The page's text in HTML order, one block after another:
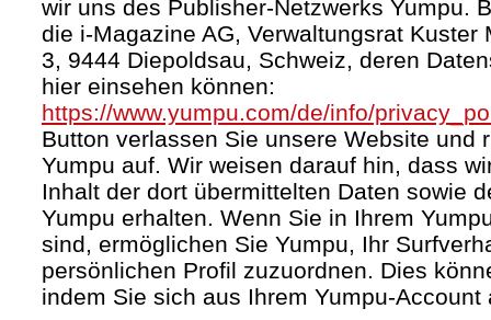
wir uns des Publisher-Netzwerks Yumpu.
die i-Magazine AG, Verwaltungsrat Kuster
3, 9444 Diepoldsau, Schweiz, deren
hier einsehen können:
https://www.yumpu.com/de/info/
Button verlassen Sie unsere Website und
Yumpu auf. Wir weisen darauf hin, dass
Inhalt der dort übermittelten Daten sowie
Yumpu erhalten. Wenn Sie in Ihrem
sind, ermöglichen Sie Yumpu, Ihr
persönlichen Profil zuzuordnen. Dies
indem Sie sich aus Ihrem Yumpu-Account